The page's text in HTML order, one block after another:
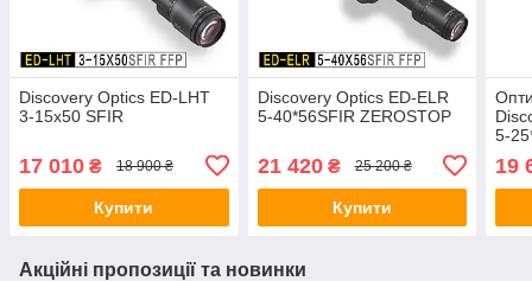
Discovery Optics ED-LHT
3-15x50 SFIR
17 010 ₴ 18 900 ₴
Купити
Discovery Optics ED-ELR
5-40*56SFIR ZEROSTOP
21 420₴ 25 200 ₴
Купити
5-
19
Акційні пропозиції та новинки